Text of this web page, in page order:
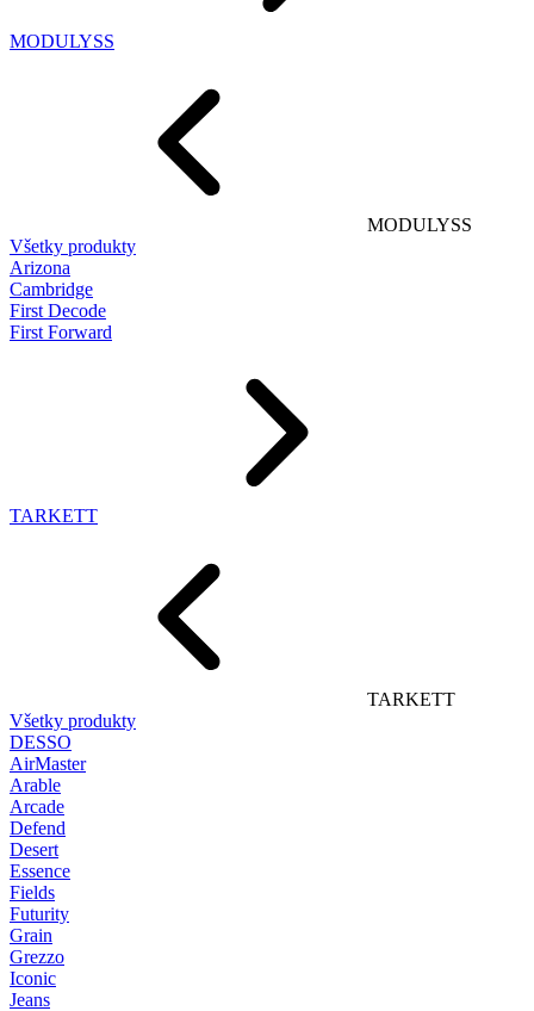
MODULYSS
MODULYSS
Všetky produkty
Arizona
Cambridge
First Decode
First Forward
TARKETT
TARKETT
Všetky produkty
DESSO
AirMaster
Arable
Arcade
Defend
Desert
Essence
Fields
Futurity
Grain
Grezzo
Iconic
Jeans